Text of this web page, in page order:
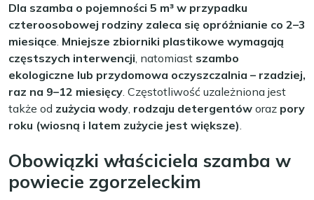
Dla szamba o pojemności 5 m³ w przypadku
czteroosobowej rodziny zaleca się opróżnianie co 2–3
miesiące. Mniejsze zbiorniki plastikowe wymagają
częstszych interwencji, natomiast szambo
ekologiczne lub przydomowa oczyszczalnia – rzadziej,
raz na 9–12 miesięcy. Częstotliwość uzależniona jest
także od zużycia wody, rodzaju detergentów oraz pory
roku (wiosną i latem zużycie jest większe).
Obowiązki właściciela szamba w
powiecie zgorzeleckim